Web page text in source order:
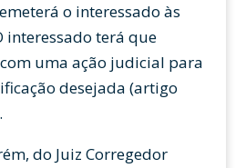
o interessado às
interessado terá que
uma ação judicial para
desejada (artigo
do Juiz Corregedor